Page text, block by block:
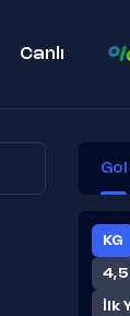
Canlı
Gol
KG
4,5
İlk